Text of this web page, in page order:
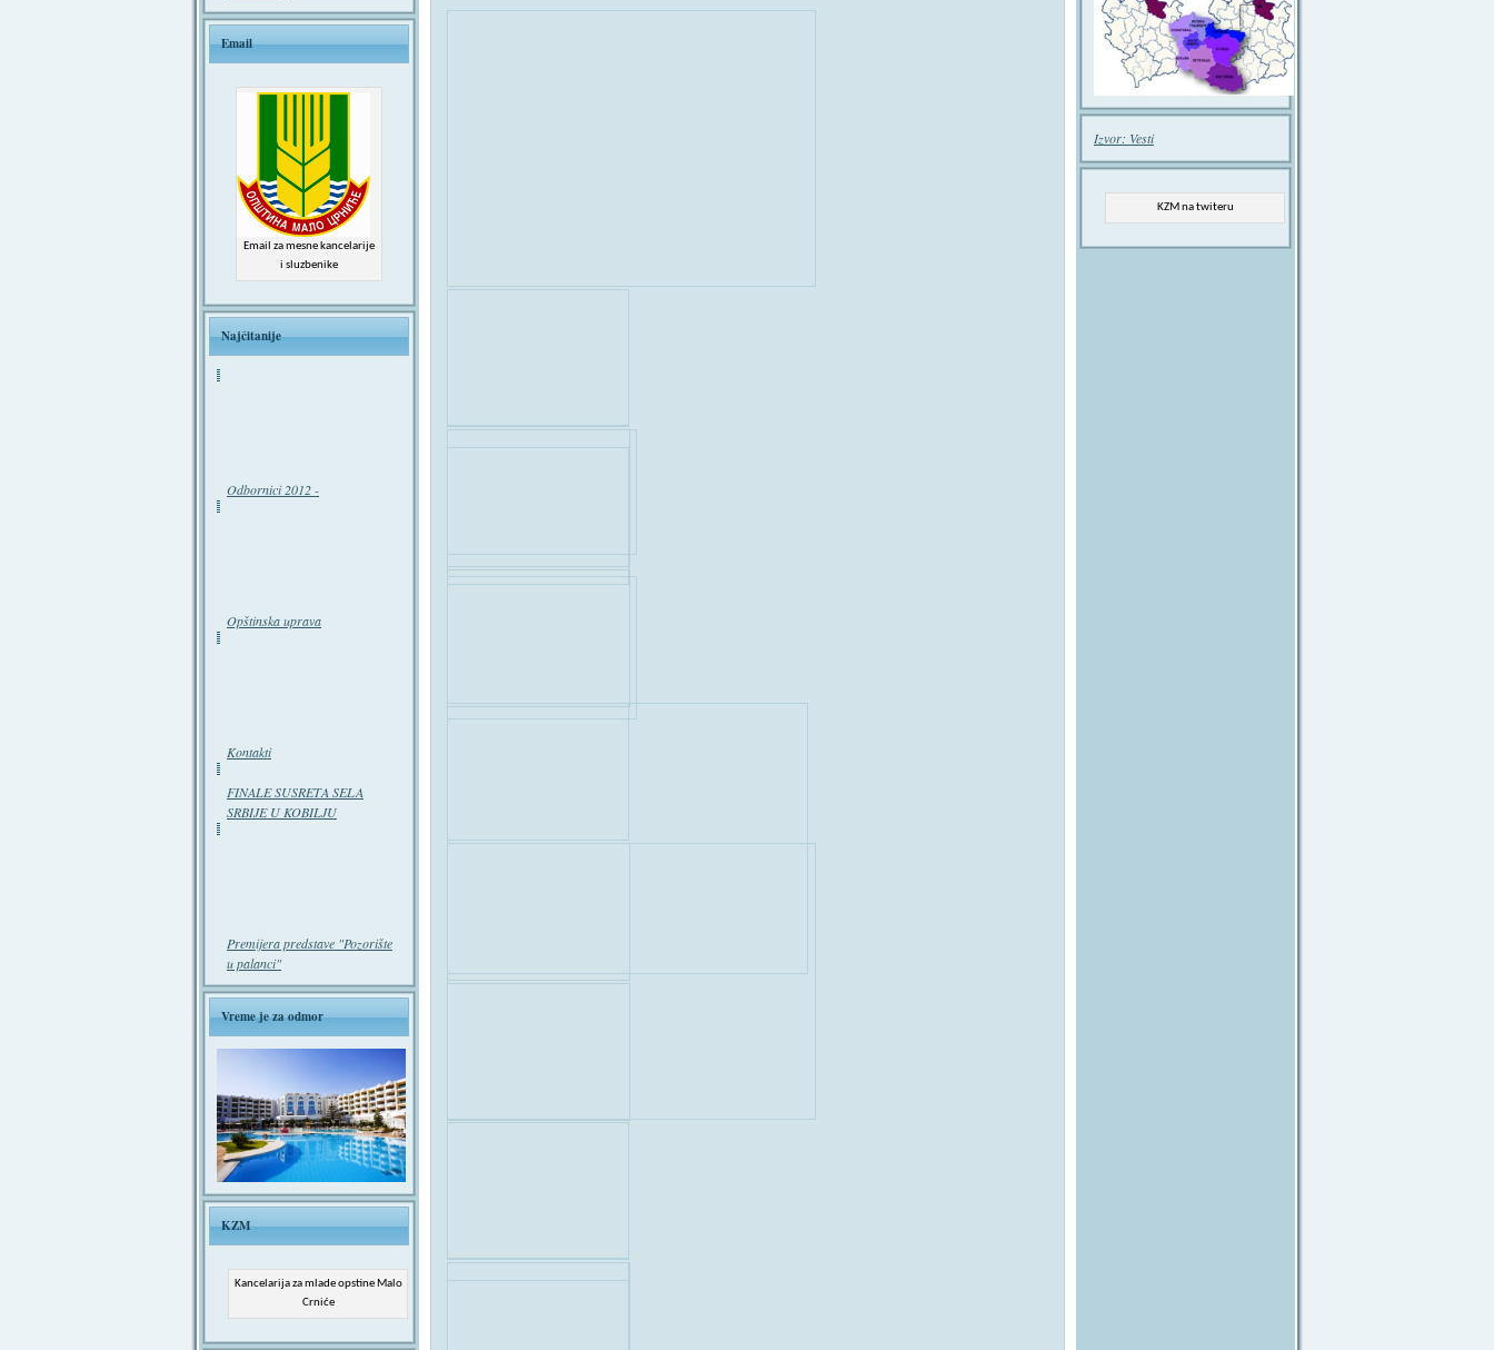
Email
Email za mesne kancelarije
i sluzbenike
Najčitanije
Odbornici 2012 -
Opštinska uprava
Kontakti
FINALE SUSRETA SELA
SRBIJE U KOBILJU
Premijera predstave "Pozorište
u palanci"
Vreme je za odmor
KZM
Kancelarija za mlade opstine Malo
Crniće
Izvor: Vesti
KZM na twiteru